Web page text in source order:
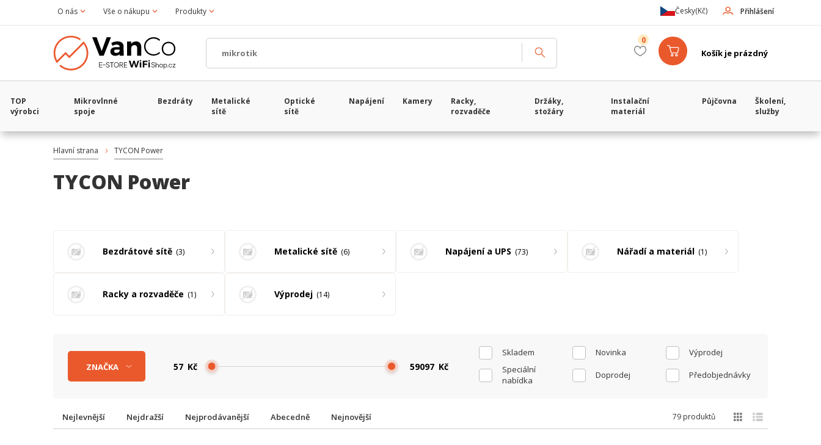
O nás Vše o nákupu Produkty Přihlášení
Česky(Kč)
Košík je prázdný
0
TOP
výrobci
Mikrovlnné
spoje
Bezdráty
Metalické
sítě
Optické
sítě
Napájení Kamery
Racky,
rozvaděče
Držáky,
stožáry
Instalační
materiál
Půjčovna
Školení,
služby
Hlavní strana TYCON Power
TYCON Power
Bezdrátové sítě 3 Metalické sítě 6 Napájení a UPS 73 Nářadí a materiál 1
Racky a rozvaděče 1 Výprodej 14
Skladem Novinka
Výprodej
Speciální
nabídka
Doprodej Předobjednávky
Kč Kč
ZNAČKA
Nejlevnější Nejdražší Nejprodávanější Abecedně Nejnovější 79 produktů